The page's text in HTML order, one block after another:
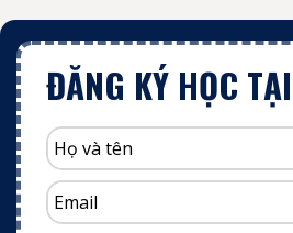
ĐĂNG KÝ HỌC